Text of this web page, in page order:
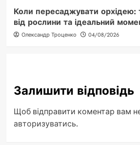
Коли пересаджувати орхідею:
від рослини та ідеальний
Олександр Троценко 04/08/2026
Залишити відповідь
Щоб відправити коментар вам
авторизуватись.